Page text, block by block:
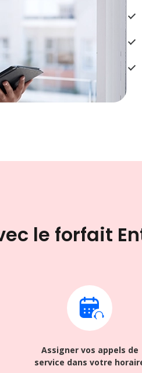
le forfait
Assigner vos appels de
service dans votre